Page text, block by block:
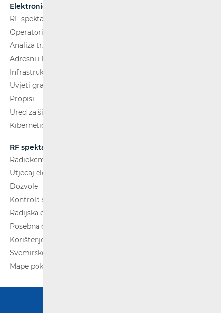
Elektroničke komunikacije
RF spektar
Operatori i usluge
Analiza tržišta
Adresni i brojevni prostor
Infrastruktura
Uvjeti gradnje
Propisi
Ured za širokopojasnost (BCO)
Kibernetička sigurnost
RF spektar
Radiokomunikacije i radiodifuzija
Utjecaj elektromagnetskih polja (EMP)
Dozvole
Kontrola spektra
Radijska oprema
Posebna ovlaštenja
Korištenje WAS/RLAN radijske opreme
Svemirske radijske komunikacije
Mape pokrivenosti